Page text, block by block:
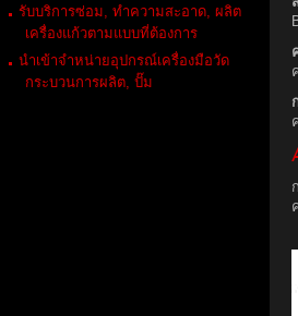
รับบริการซ่อม, ทำความสะอาด, ผลิต
เครื่องแก้วตามแบบที่ต้องการ
นำเข้าจำหน่ายอุปกรณ์เครื่องมือวัด
กระบวนการผลิต, ปั๊ม